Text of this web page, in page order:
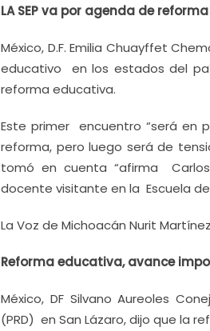
LA SEP va por agenda de
México, D.F. Emilia Chuayffet
educativo en los estados del
reforma educativa.
Este primer encuentro “será en
reforma, pero luego será de
tomó en cuenta “afirma
docente visitante en la Escuela
La Voz de Michoacán Nurit
Reforma educativa, avance
México, DF Silvano Aureoles
(PRD) en San Lázaro, dijo que la